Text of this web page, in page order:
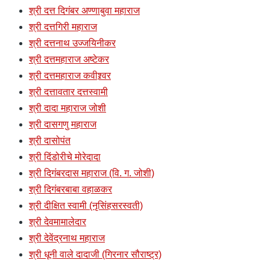
श्री दत्त दिगंबर अण्णाबुवा महाराज
श्री दत्तगिरी महाराज
श्री दत्तनाथ उज्जयिनीकर
श्री दत्तमहाराज अष्टेकर
श्री दत्तमहाराज कवीश्र्वर
श्री दत्तावतार दत्तस्वामी
श्री दादा महाराज जोशी
श्री दासगणु महाराज
श्री दासोपंत
श्री दिंडोरीचे मोरेदादा
श्री दिगंबरदास महाराज (वि. ग. जोशी)
श्री दिगंबरबाबा वहाळकर
श्री दीक्षित स्वामी (नृसिंहसरस्वती)
श्री देवमामालेदार
श्री देवेंद्रनाथ महाराज
श्री धूनी वाले दादाजी (गिरनार सौराष्ट्र)